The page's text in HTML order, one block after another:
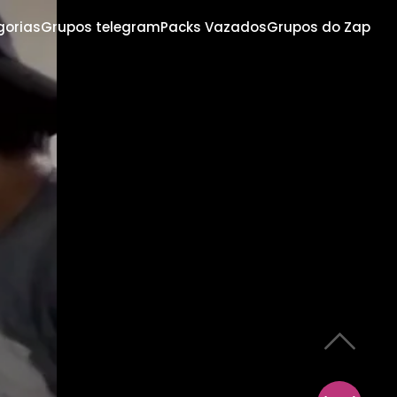
Grupos telegramPacks VazadosGrupos do Zap